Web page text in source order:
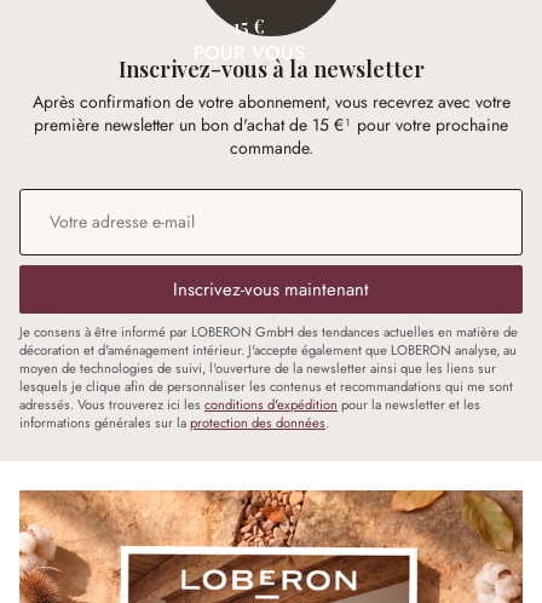
15 €
POUR VOUS
Inscrivez-vous à la newsletter
Après confirmation de votre abonnement, vous recevrez avec votre
première newsletter un bon d'achat de 15 €¹ pour votre prochaine
commande.
Adresse e-mail
Inscrivez-vous maintenant
Je consens à être informé par LOBERON GmbH des tendances actuelles en matière de
décoration et d'aménagement intérieur. J'accepte également que LOBERON analyse, au
moyen de technologies de suivi, l'ouverture de la newsletter ainsi que les liens sur
lesquels je clique afin de personnaliser les contenus et recommandations qui me sont
adressés. Vous trouverez ici les conditions d'expédition pour la newsletter et les
informations générales sur laprotection des données.